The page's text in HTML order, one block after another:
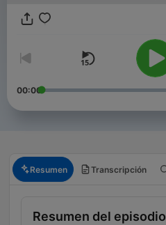
00:00
Resumen Transcripción
Resumen del episodio